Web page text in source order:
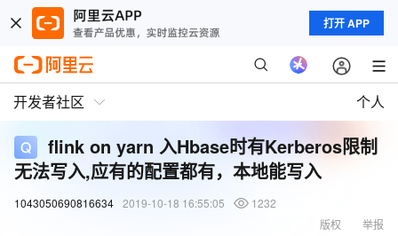
打开 APP
开发者社区 个人
flink on yarn 入Hbase时有Kerberos限制
无法写入,应有的配置都有，本地能写入
1043050690816634 2019-10-18 16:55:05
1232
举报
版权